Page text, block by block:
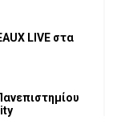
LIVE στα